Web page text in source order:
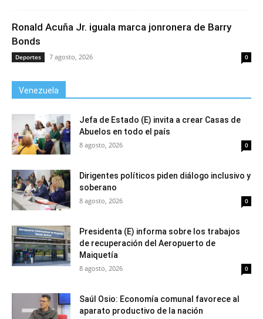
Ronald Acuña Jr. iguala marca jonronera de Barry
Bonds
Deportes 7 agosto, 2026 0
Venezuela
Jefa de Estado (E) invita a crear Casas de
Abuelos en todo el país
8 agosto, 2026 0
Dirigentes políticos piden diálogo inclusivo y
soberano
8 agosto, 2026 0
Presidenta (E) informa sobre los trabajos
de recuperación del Aeropuerto de
Maiquetía
8 agosto, 2026 0
Saúl Osio: Economía comunal favorece al
aparato productivo de la nación